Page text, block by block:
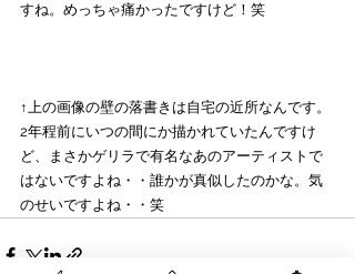
すね。めっちゃ痛かったですけど！笑
↑上の画像の壁の落書きは自宅の近所なんです。
2年程前にいつの間にか描かれていたんですけ
ど、まさかゲリラで有名なあのアーティストで
はないですよね・・誰かが真似したのかな。気
のせいですよね・・笑